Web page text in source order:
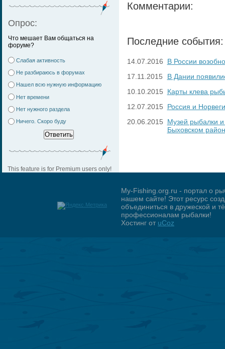
Опрос:
Что мешает Вам общаться на
форуме?
Слабая активность
Не разбираюсь в форумах
Нашел всю нужную информацию
Нет времени
Нет нужного раздела
Ничего. Скоро буду
This feature is for Premium users only!
Комментарии:
Последние события:
14.07.2016
В России
17.11.2015
В Дании
10.10.2015
Карты клева
12.07.2015
Россия и
20.06.2015
Музей рыбалки
Быховском
My-Fishing.org.ru - портал о
нашем сайте! Этот ресурс
объединиться в дружеской и
профессионалам рыбалки!
Хостинг от uCoz